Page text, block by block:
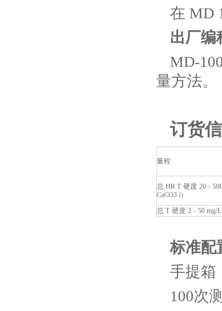
在 MD
出厂编
MD-
量方法。
订货
量程
总 HR T 硬度 20 -
CaCO3 i)
总 T 硬度 2 - 50 mg/L
标准配
手提箱
100次